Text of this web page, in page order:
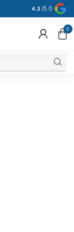
Voor 16:00
4.3 /5.0
0